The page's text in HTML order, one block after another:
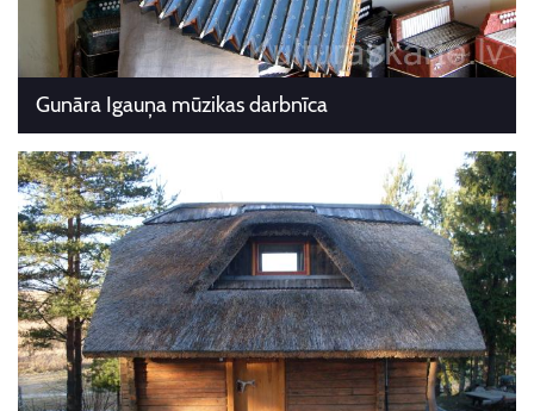
Gunāra Igauņa mūzikas darbnīca